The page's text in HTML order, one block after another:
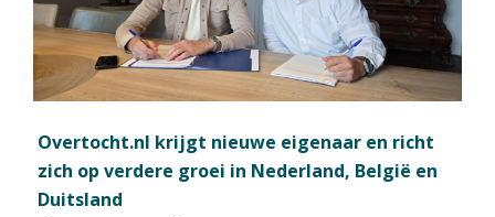
Overtocht.nl krijgt nieuwe eigenaar en richt
zich op verdere groei in Nederland, België en
Duitsland